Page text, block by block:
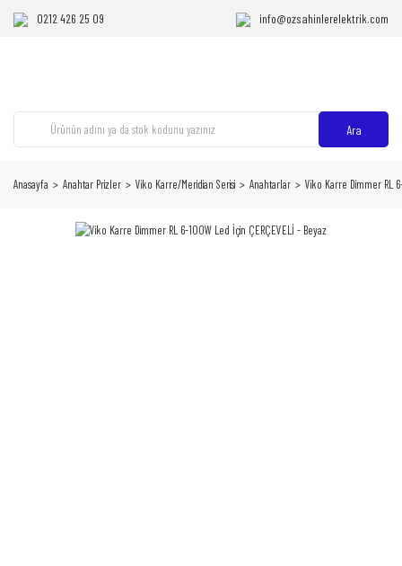
0212 426 25 09 info@ozsahinlerelektrik.com
Ara
Anasayfa Anahtar Prizler Viko Karre/Meridian Serisi Anahtarlar Viko Karre Dimmer RL